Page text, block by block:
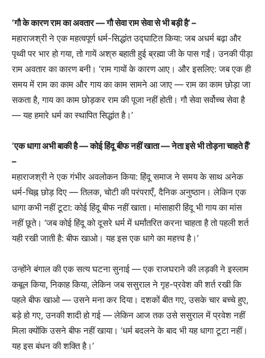
‘गौ के कारण राम का अवतार — गौ सेवा राम सेवा से भी बड़ी है’ –
महाराजश्री ने एक महत्वपूर्ण धर्म-सिद्धांत उद्घाटित किया: जब अधर्म बढ़ा और
पृथ्वी पर भार हो गया, तो गायें अश्रु बहाती हुई ब्रह्मा जी के पास गईं। उनकी पीड़ा
राम अवतार का कारण बनी। ‘राम गायों के कारण आए। और इसलिए: जब एक ही
समय में राम का काम और गाय का काम सामने आ जाए — राम का काम छोड़ा जा
सकता है, गाय का काम छोड़कर राम की पूजा नहीं होती। गौ सेवा सर्वोच्च सेवा है
— यह हमारे धर्म का स्थापित सिद्धांत है।’
‘एक धागा अभी बाकी है — कोई हिंदू बीफ नहीं खाता — नेता इसे भी तोड़ना चाहते हैं’
–
महाराजश्री ने एक गंभीर अवलोकन किया: हिंदू समाज ने समय के साथ अनेक
धर्म-चिह्न छोड़ दिए — तिलक, चोटी की परंपराएँ, दैनिक अनुष्ठान। लेकिन एक
धागा कभी नहीं टूटा: कोई हिंदू बीफ नहीं खाता। मांसाहारी हिंदू भी गाय का मांस
नहीं छूते। ‘जब कोई हिंदू को दूसरे धर्म में धर्मांतरित करना चाहता है तो पहली शर्त
यही रखी जाती है: बीफ खाओ। यह इस एक धागे का महत्त्व है।’
उन्होंने बंगाल की एक सत्य घटना सुनाई — एक राजघराने की लड़की ने इस्लाम
कबूल किया, निकाह किया, लेकिन जब ससुराल ने गृह-प्रवेश की शर्त रखी कि
पहले बीफ खाओ — उसने मना कर दिया। दशकों बीत गए, उसके चार बच्चे हुए,
बड़े हो गए, उनकी शादी हो गई — लेकिन आज तक उसे ससुराल में प्रवेश नहीं
मिला क्योंकि उसने बीफ नहीं खाया। ‘धर्म बदलने के बाद भी यह धागा टूटा नहीं।
यह इस बंधन की शक्ति है।’